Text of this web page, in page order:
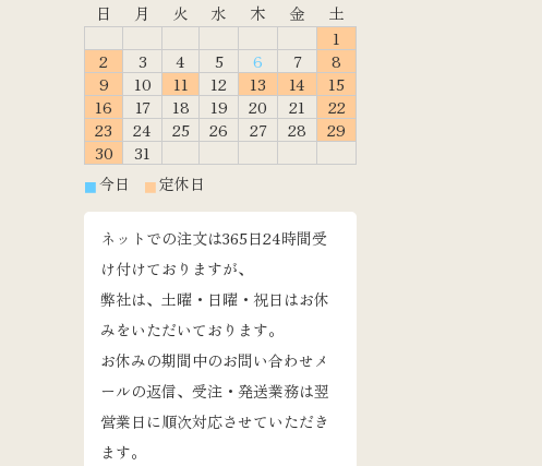
日 月 火 水 木 金
土
1
2
3 4 5 6 7
8
9
10 11 12 13 14
15
16
17 18 19 20 21
22
23
24 25 26 27 28
29
30
31
■今日 ■定休日
ネットでの注文は365日24時間受
け付けておりますが、
弊社は、土曜・日曜・祝日はお休
みをいただいております。
お休みの期間中のお問い合わせメ
ールの返信、受注・発送業務は翌
営業日に順次対応させていただき
ます。